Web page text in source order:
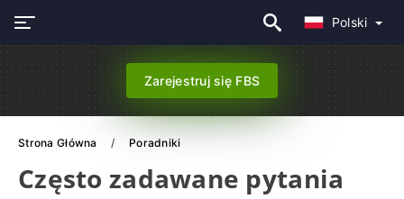
Polski
Zarejestruj się FBS
Strona Główna Poradniki
Często zadawane pytania